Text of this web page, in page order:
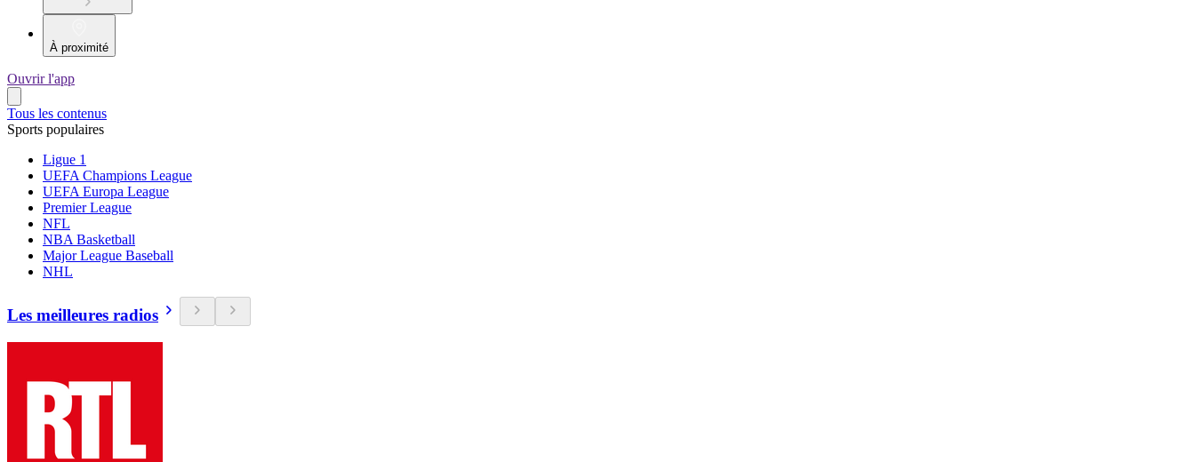
À proximité
Ouvrir l'app
Tous les contenus
Sports populaires
Ligue 1
UEFA Champions League
UEFA Europa League
Premier League
NFL
NBA Basketball
Major League Baseball
NHL
Les meilleures radios